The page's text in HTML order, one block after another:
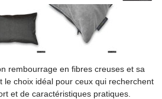
rembourrage en fibres creuses et sa
le choix idéal pour ceux qui recherchent
et de caractéristiques pratiques.